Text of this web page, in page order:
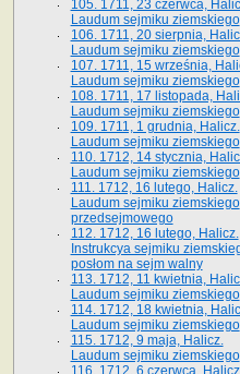
105. 1711, 23 czerwca,
Laudum sejmiku ziemskiego
106. 1711, 20 sierpnia,
Laudum sejmiku ziemskiego
107. 1711, 15 września,
Laudum sejmiku ziemskiego
108. 1711, 17 listopada,
Laudum sejmiku ziemskiego
109. 1711, 1 grudnia, Halicz.
Laudum sejmiku ziemskiego
110. 1712, 14 stycznia,
Laudum sejmiku ziemskiego
111. 1712, 16 lutego, Halicz.
Laudum sejmiku ziemskiego
przedsejmowego
112. 1712, 16 lutego, Halicz.
Instrukcya sejmiku
posłom na sejm walny
113. 1712, 11 kwietnia,
Laudum sejmiku ziemskiego
114. 1712, 18 kwietnia,
Laudum sejmiku ziemskiego
115. 1712, 9 maja, Halicz.
Laudum sejmiku ziemskiego
116. 1712, 6 czerwca,